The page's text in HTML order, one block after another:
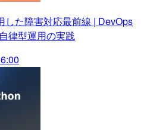
した障害対応最前線 | DevOps
律型運用の実践